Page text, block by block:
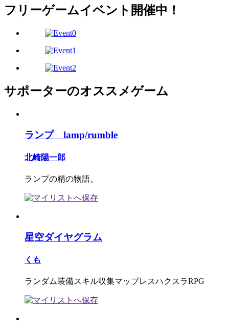
フリーゲームイベント開催中！
サポーターのオススメゲーム
ランプ lamp/rumble
北崎陽一郎
ランプの精の物語。
星空ダイヤグラム
くも
ランダム装備スキル収集マップレスハクスラRPG